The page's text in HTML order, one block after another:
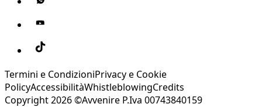
Termini e CondizioniPrivacy e Cookie
PolicyAccessibilitàWhistleblowingCredits
Copyright 2026 ©Avvenire P.Iva 00743840159